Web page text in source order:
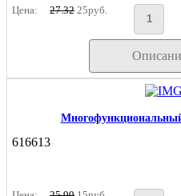
Цена: 27.32 25руб.
616613